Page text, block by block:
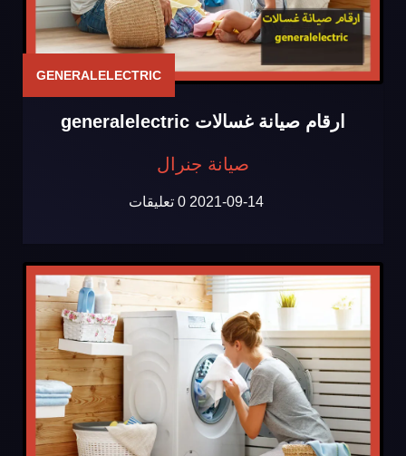
GENERALELECTRIC
ارقام صيانة غسالات generalelectric
صيانة جنرال
2021-09-14 0 تعليقات